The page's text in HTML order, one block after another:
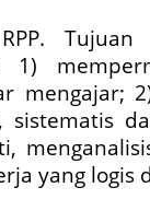
Tujuan
mengajar;
sistematis
yang logis